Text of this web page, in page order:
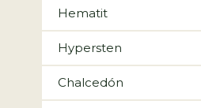
Hematit
Hypersten
Chalcedón